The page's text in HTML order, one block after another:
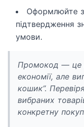
Оформлюйте
підтвердження
умови.
Промокод — це
економії, але
кошик”.
вибраних
конкретну